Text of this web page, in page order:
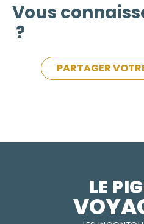
Vous
?
PARTAGER
LE